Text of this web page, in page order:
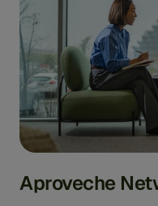
Aproveche